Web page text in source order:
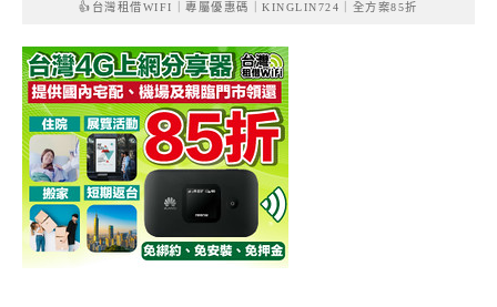
👍台灣租借WIFI｜專屬優惠碼｜KINGLIN724｜全方案85折